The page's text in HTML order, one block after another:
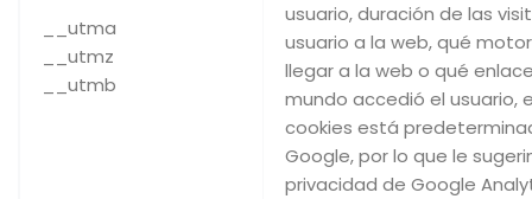
__utma
__utmz
__utmb
usuario, duración de las
usuario a la web, qué
llegar a la web o qué
mundo accedió el usuario,
cookies está
Google, por lo que le
privacidad de Google